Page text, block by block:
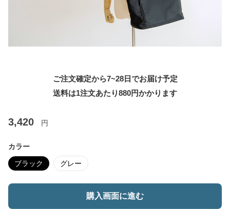
ご注文確定から7~28日でお届け予定
送料は1注文あたり880円かかります
3,420 円
カラー
ブラック グレー
購入画面に進む